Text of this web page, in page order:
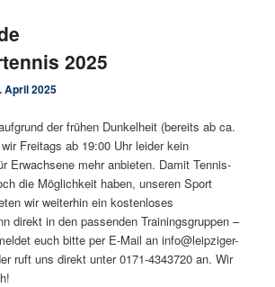
2025
April 2025
der frühen Dunkelheit (bereits ab ca.
Freitags ab 19:00 Uhr leider kein
Erwachsene mehr anbieten. Damit Tennis-
die Möglichkeit haben, unseren Sport
wir weiterhin ein kostenloses
direkt in den passenden Trainingsgruppen –
euch bitte per E-Mail an info@leipziger-
ruft uns direkt unter 0171-4343720 an. Wir